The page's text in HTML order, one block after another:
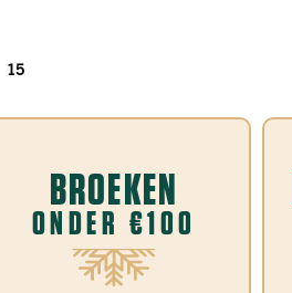
15
BROEKEN
ONDER €100